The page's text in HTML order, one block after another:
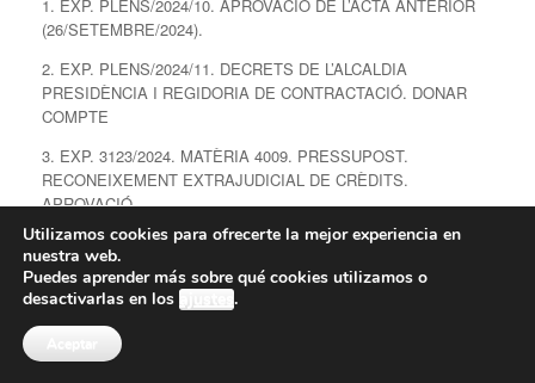
1. EXP. PLENS/2024/10. APROVACIÓ DE L’ACTA ANTERIOR
(26/SETEMBRE/2024).
2. EXP. PLENS/2024/11. DECRETS DE L’ALCALDIA
PRESIDÈNCIA I REGIDORIA DE CONTRACTACIÓ. DONAR
COMPTE
3. EXP. 3123/2024. MATÈRIA 4009. PRESSUPOST.
RECONEIXEMENT EXTRAJUDICIAL DE CRÈDITS.
APROVACIÓ.
4. EXP. 2332/2024. MATÈRIA 4009 PRESSUPOST. LÍNIES
FONAMENTALS PRESSUPOST 2025.
5. EXP. 3161/2024. COMANDA DE GESTIÓ A L’EMPRESA
MUNICIPAL SINMA DEL SERVEI DE NETEJA D’EDIFICIS
MUNICIPALS.
Utilizamos cookies para ofrecerte la mejor experiencia en
nuestra web.
Puedes aprender más sobre qué cookies utilizamos o
desactivarlas en los ajustes.